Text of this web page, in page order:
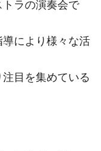
ラの演奏会で
により様々な活
目を集めている